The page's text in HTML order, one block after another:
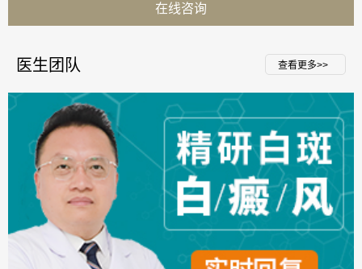
在线咨询
医生团队 查看更多>>